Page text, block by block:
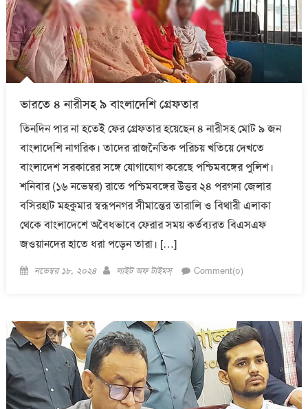
ভারতে ৪ নারীসহ ৯ বাংলাদেশি গ্রেফতার
তিনদিন পার না হতেই ফের গ্রেফতার হয়েছেন ৪ নারীসহ মোট ৯ জন
বাংলাদেশি নাগরিক। তাদের রাজনৈতিক পরিচয় খতিয়ে দেখতে
বাংলাদেশ সরকারের সঙ্গে যোগাযোগ করেছে পশ্চিমবঙ্গের পুলিশ।
শনিবার (১৬ নভেম্বর) রাতে পশ্চিমবঙ্গের উত্তর ২৪ পরগনা জেলার
বসিরহাট মহকুমার স্বরূপনগর সীমান্তের তারালি ও বিথারী এলাকা
থেকে বাংলাদেশে অবৈধভাবে ফেরার সময় কর্তব্যরত বিএসএফ
জওয়ানদের হাতে ধরা পড়েন তারা। […]
Posted
নভেম্বর ১৮, ২০২৪ Author
লাইট অফ টাইমস্ Comment(০)